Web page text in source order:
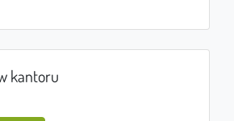
kantoru